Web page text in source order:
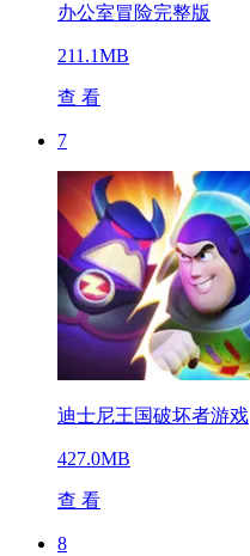
办公室冒险完整版
211.1MB
查 看
7
迪士尼王国破坏者游戏
427.0MB
查 看
8